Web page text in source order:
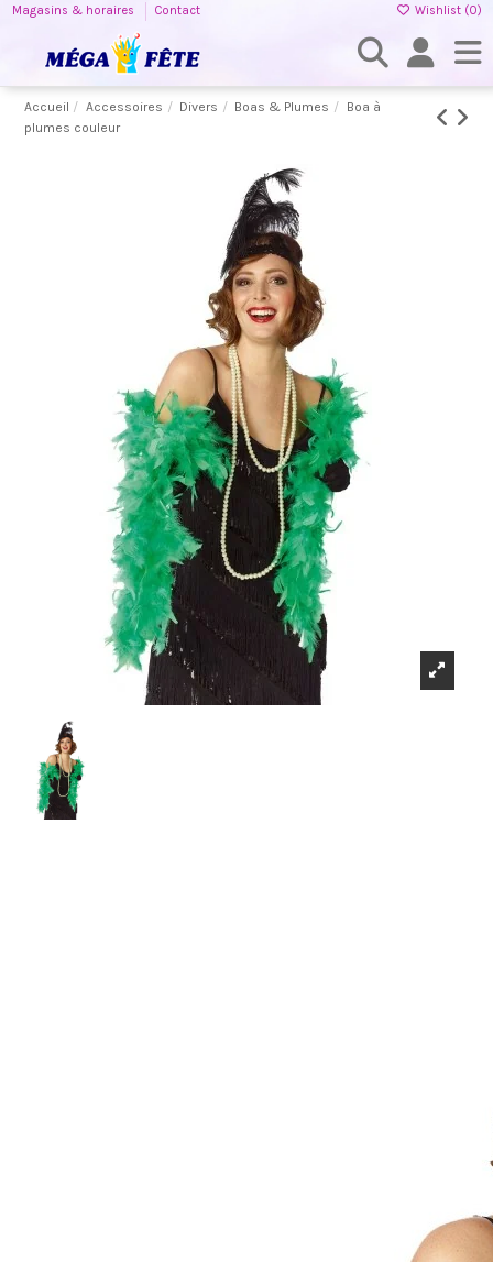
Magasins & horaires Contact Wishlist (0)
Accueil Accessoires Divers Boas & Plumes
Boa à
plumes couleur